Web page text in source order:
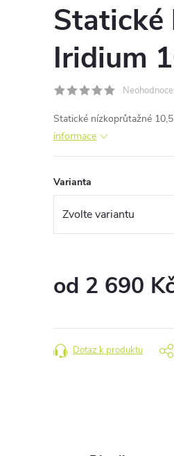
Statické
Iridium
Statické nízkoprůtažné
informace
Varianta
od 2 690
Dotaz k produktu